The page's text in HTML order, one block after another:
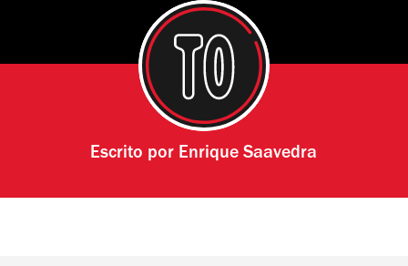
Escrito por Enrique Saavedra